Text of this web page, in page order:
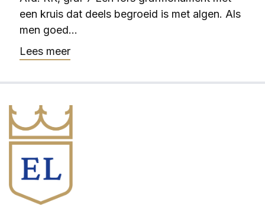
een kruis dat deels begroeid is met algen. Als
men goed...
Lees meer